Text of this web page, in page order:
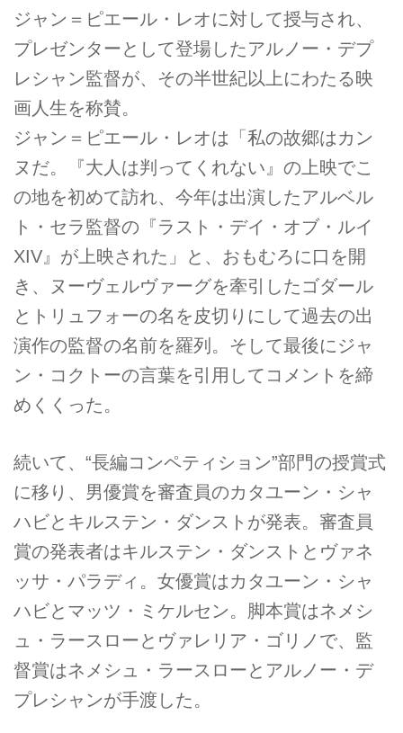
ジャン＝ピエール・レオに対して授与され、
プレゼンターとして登場したアルノー・デプ
レシャン監督が、その半世紀以上にわたる映
画人生を称賛。
ジャン＝ピエール・レオは「私の故郷はカン
ヌだ。『大人は判ってくれない』の上映でこ
の地を初めて訪れ、今年は出演したアルベル
ト・セラ監督の『ラスト・デイ・オブ・ルイ
XIV』が上映された」と、おもむろに口を開
き、ヌーヴェルヴァーグを牽引したゴダール
とトリュフォーの名を皮切りにして過去の出
演作の監督の名前を羅列。そして最後にジャ
ン・コクトーの言葉を引用してコメントを締
めくくった。
続いて、“長編コンペティション”部門の授賞式
に移り、男優賞を審査員のカタユーン・シャ
ハビとキルステン・ダンストが発表。審査員
賞の発表者はキルステン・ダンストとヴァネ
ッサ・パラディ。女優賞はカタユーン・シャ
ハビとマッツ・ミケルセン。脚本賞はネメシ
ュ・ラースローとヴァレリア・ゴリノで、監
督賞はネメシュ・ラースローとアルノー・デ
プレシャンが手渡した。